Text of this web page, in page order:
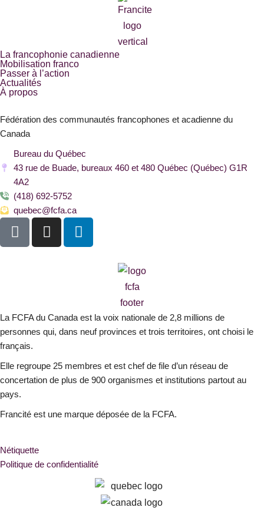
La francophonie canadienne
Mobilisation franco
Passer à l’action
Actualités
À propos
Fédération des communautés francophones et acadienne du
Canada
Bureau du Québec
43 rue de Buade, bureaux 460 et 480 Québec (Québec) G1R
4A2
(418) 692-5752
quebec@fcfa.ca
F
a
o
k
-
s
q
u
a
r
I
n
r
a
m
L
i
i
n
La FCFA du Canada est la voix nationale de 2,8 millions de
personnes qui, dans neuf provinces et trois territoires, ont choisi le
français.
Elle regroupe 25 membres et est chef de file d’un réseau de
concertation de plus de 900 organismes et institutions partout au
pays.
Francité est une marque déposée de la FCFA.
Nétiquette
Politique de confidentialité